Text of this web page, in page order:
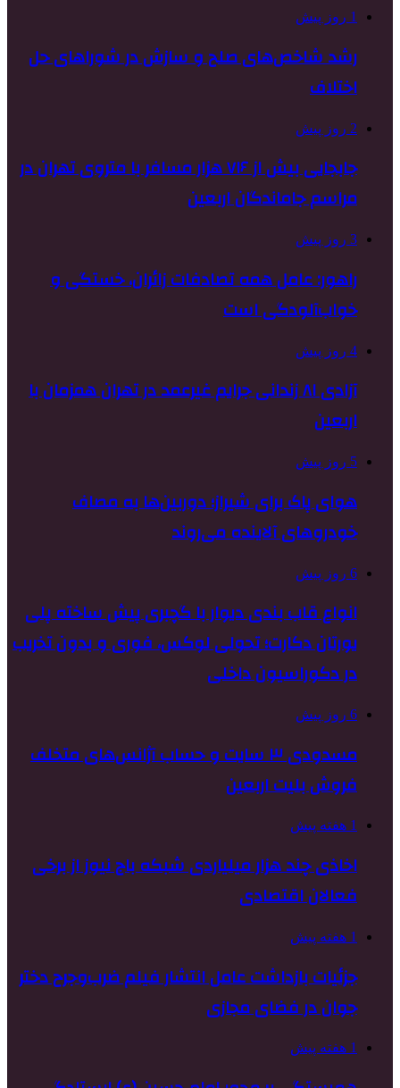
1 روز پیش
رشد شاخص‌های صلح و سازش در شوراهای حل
اختلاف
2 روز پیش
جابجایی بیش از ۷۱۶ هزار مسافر با متروی تهران در
مراسم جاماندگان اربعین
3 روز پیش
راهور: عامل همه تصادفات زائران، خستگی و
خواب‌آلودگی است
4 روز پیش
آزادی ۸۱ زندانی جرایم غیرعمد در تهران همزمان با
اربعین
5 روز پیش
هوای پاک برای شیراز؛ دوربین‌ها به مصاف
خودروهای آلاینده می‌روند
6 روز پیش
انواع قاب بندی دیوار با گچبری پیش ساخته پلی
یورتان دکارت؛ تحولی لوکس، فوری و بدون تخریب
در دکوراسیون داخلی
6 روز پیش
مسدودی ۳ سایت و حساب آژانس‌های متخلف
فروش بلیت اربعین
1 هفته پیش
اخاذی چند هزار میلیاردی شبکه باج نیوز از برخی
فعالان اقتصادی
1 هفته پیش
جزئیات بازداشت عامل انتشار فیلم ضرب‌وجرح دختر
جوان در فضای مجازی
1 هفته پیش